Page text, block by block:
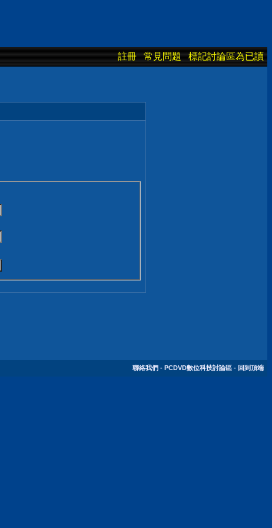
註冊 常見問題 標記討論區為已讀
聯絡我們 - PCDVD數位科技討論區 - 回到頂端